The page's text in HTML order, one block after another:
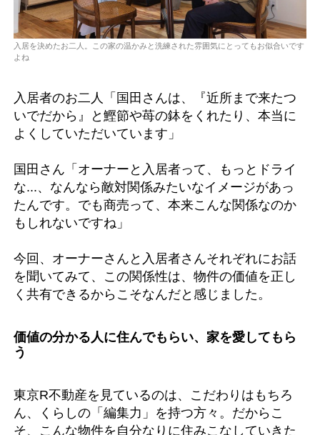
入居を決めたお二人。この家の温かみと洗練された雰囲気にとってもお似合いです
よね
入居者のお二人「国田さんは、『近所まで来たつ
いでだから』と鰹節や苺の鉢をくれたり、本当に
よくしていただいています」
国田さん「オーナーと入居者って、もっとドライ
な...、なんなら敵対関係みたいなイメージがあっ
たんです。でも商売って、本来こんな関係なのか
もしれないですね」
今回、オーナーさんと入居者さんそれぞれにお話
を聞いてみて、この関係性は、物件の価値を正し
く共有できるからこそなんだと感じました。
価値の分かる人に住んでもらい、家を愛してもら
う
東京R不動産を見ているのは、こだわりはもちろ
ん、くらしの「編集力」を持つ方々。だからこ
そ、こんな物件を自分なりに住みこなしていきた